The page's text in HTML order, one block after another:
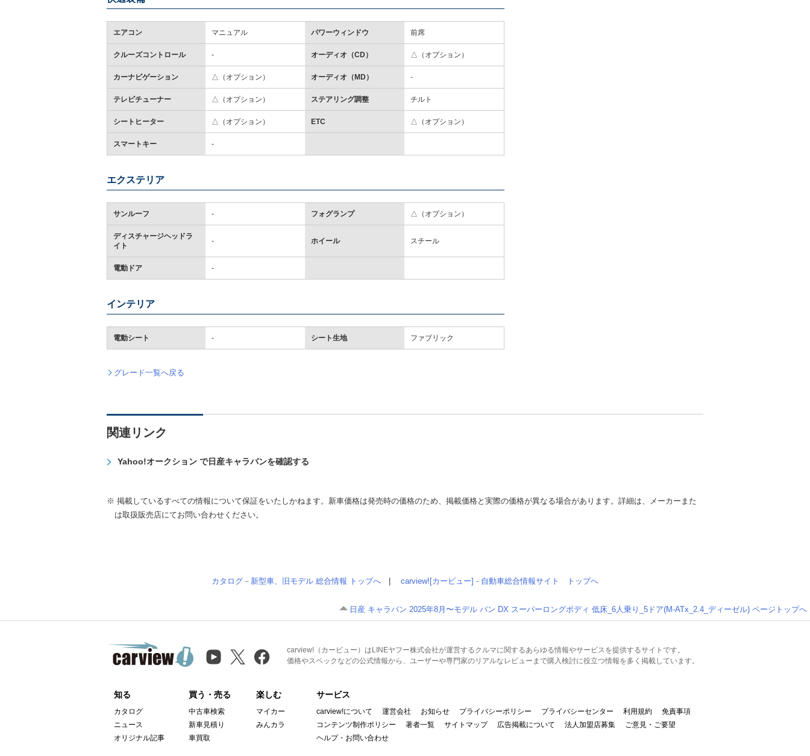
エアコン マニュアル パワーウィンドウ 前席
クルーズコントロール - オーディオ（CD） △（オプション）
カーナビゲーション △（オプション） オーディオ（MD） -
テレビチューナー △（オプション） ステアリング調整 チルト
シートヒーター △（オプション） ETC △（オプション）
スマートキー -
エクステリア
サンルーフ - フォグランプ △（オプション）
ディスチャージヘッドラ
イト
- ホイール スチール
電動ドア -
インテリア
電動シート - シート生地 ファブリック
グレード一覧へ戻る
関連リンク
Yahoo!オークション で日産キャラバンを確認する
※ 掲載しているすべての情報について保証をいたしかねます。新車価格は発売時の価格のため、掲載価格と実際の価格が異なる場合があります。詳細は、メーカーまた
は取扱販売店にてお問い合わせください。
カタログ－新型車、旧モデル 総合情報 トップへ carview![カービュー] - 自動車総合情報サイト トップへ
日産 キャラバン 2025年8月〜モデル バン DX スーパーロングボディ 低床_6人乗り_5ドア(M-ATx_2.4_ディーゼル) ページトップへ
carview!（カービュー）はLINEヤフー株式会社が運営するクルマに関するあらゆる情報やサービスを提供するサイトです。
価格やスペックなどの公式情報から、ユーザーや専門家のリアルなレビューまで購入検討に役立つ情報を多く掲載しています。
知る
カタログ
ニュース
オリジナル記事
買う・売る
中古車検索
新車見積り
車買取
楽しむ
マイカー
みんカラ
サービス
carview!について 運営会社 お知らせ プライバシーポリシー プライバシーセンター 利用規約
免責事項
コンテンツ制作ポリシー
著者一覧 サイトマップ 広告掲載について 法人加盟店募集
ご意見・ご要望
ヘルプ・お問い合わせ